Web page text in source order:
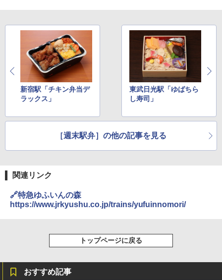
ENDLESS BASE 《めざましテレビで紹介》
テント ワンタッチ RENEW 幅200 2-3人用 43
500002(89147)
￥5,499
[キャンパーズコレクション 山善] 傘みたいに
広げるだけ パッとサッとテント ブラックコ
簡単設置 ポップアップテント エクルベージ
収納 コンパクト 簡単設営 カンガルーテント
ソロキャンプ ソロテント
￥6,459
ポインターライト 強力 小型 緑色/赤色/青紫色
USB充電式 高精度 超長距離照射 長時間使用
可能 安全ロック付き 高安全性 金属製耐久 コ
ンパクト多機能設計 持ち運び便利 アウトド
ア/オフィス/教育現場/展示会用 緑
￥1,180
新宿駅「チキン弁当デ
ラックス」
東武日光駅「ゆばちら
し寿司」
［週末駅弁］の他の記事を見る
関連リンク
🔗特急ゆふいんの森
https://www.jrkyushu.co.jp/trains/yufuinnomori/
トップページに戻る
おすすめ記事